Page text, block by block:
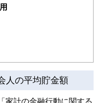
」に関する書籍・雑誌の編集経
ら記事掲載まですべての工程に
、相続診断士、住宅ローンア
、相続、保険、ローンなどの話
点です。
人の平均貯金額
家計の金融行動に関する